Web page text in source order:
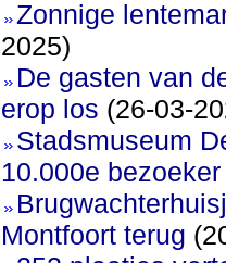
Zonnige
2025)
De gasten van
erop los (26-03-
Stadsmuseum
10.000e bezoeker
Montfoort terug